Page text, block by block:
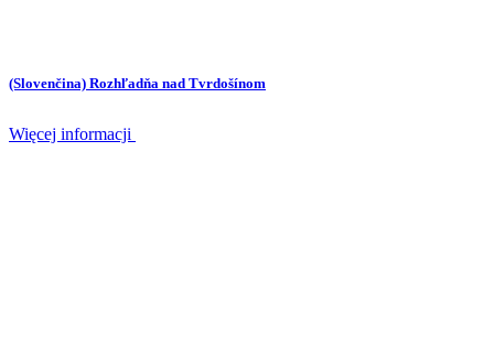
(Slovenčina) Rozhľadňa nad Tvrdošínom
Więcej informacji